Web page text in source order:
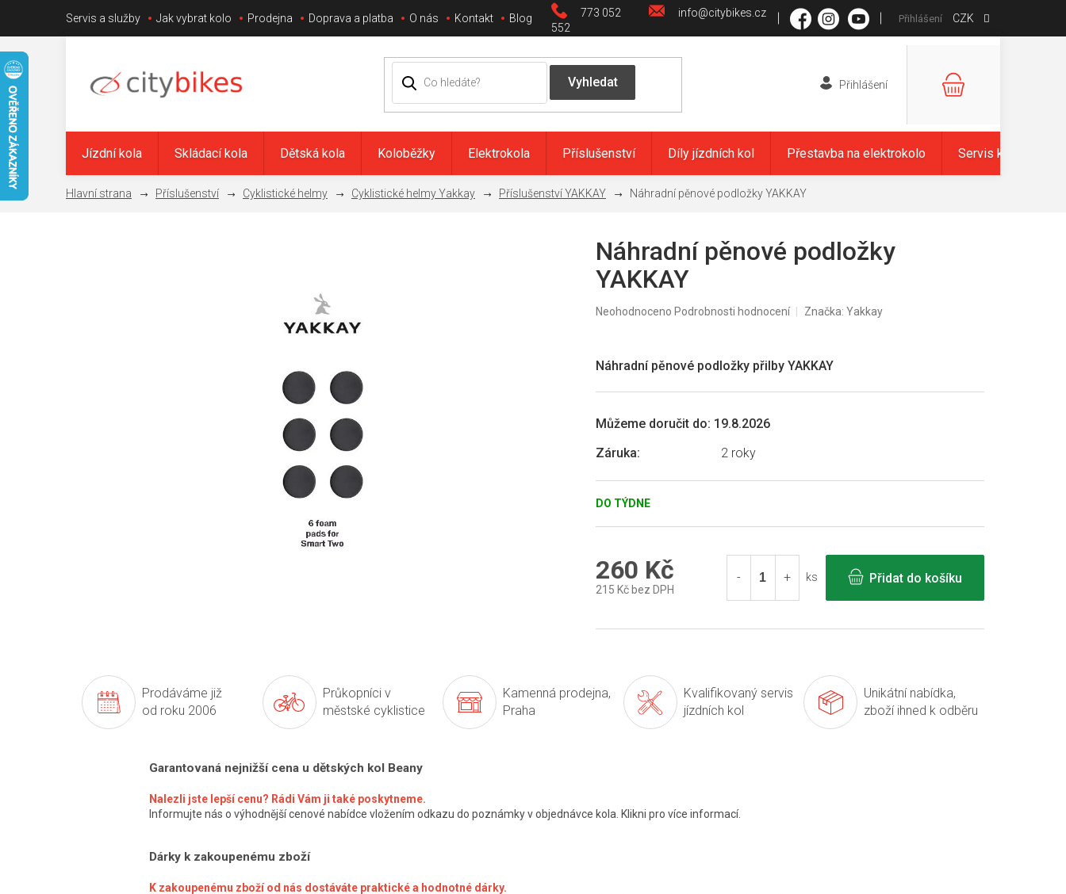
obsah
773 052
552
info@citybikes.cz
Servis a služby Jak vybrat kolo Prodejna Doprava a platba O nás Kontakt Blog CZK
Přihlášení
NÁKUPNÍ
Jízdní kola Skládací kola Dětská kola Koloběžky Elektrokola Příslušenství Díly jízdních kol Přestavba na elektrokolo Servis kol
Příslušenství Cyklistické helmy Cyklistické helmy Yakkay Příslušenství YAKKAY Náhradní pěnové podložky YAKKAY
DO TÝDNE
Můžeme doručit do: 19.8.2026
Záruka: 2 roky
Náhradní pěnové podložky přilby YAKKAY
Náhradní pěnové podložky
YAKKAY
Průměrné
0,0
5
Neohodnoceno Podrobnosti hodnocení Značka: Yakkay
260 Kč
215 Kč bez DPH
ks Přidat do košíku
Prodáváme již
od roku 2006
Průkopníci v
městské cyklistice
Kamenná prodejna,
Praha
Kvalifikovaný servis
jízdních kol
Unikátní nabídka,
zboží ihned k odběru
Garantovaná nejnižší cena u dětských kol Beany
Nalezli jste lepší cenu? Rádi Vám ji také poskytneme.
Informujte nás o výhodnější cenové nabídce vložením odkazu do poznámky v objednávce kola. Klikni pro více informací.
Dárky k zakoupenému zboží
K zakoupenému zboží od nás dostáváte praktické a hodnotné dárky.